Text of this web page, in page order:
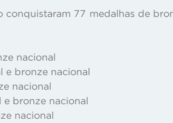
77 medalhas de
nacional
e bronze nacional
nacional
e bronze nacional
nacional